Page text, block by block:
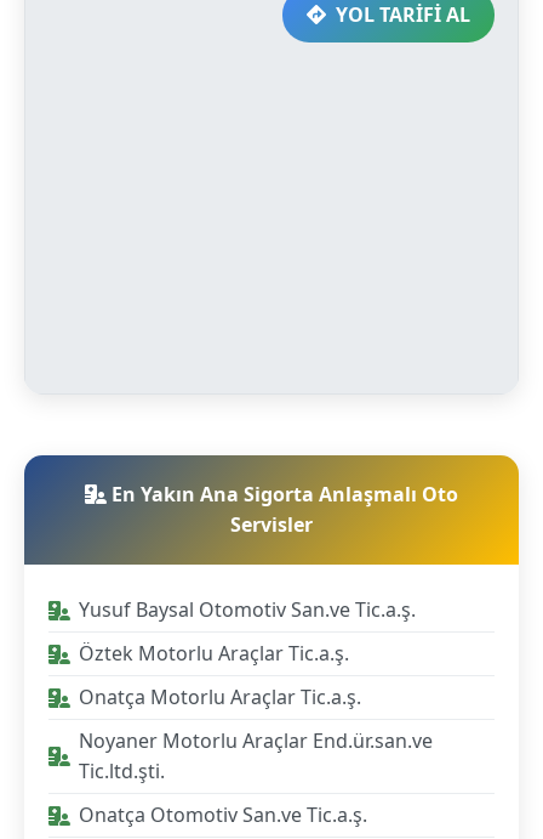
YOL TARİFİ AL
En Yakın Ana Sigorta Anlaşmalı Oto
Servisler
Yusuf Baysal Otomotiv San.ve Tic.a.ş.
Öztek Motorlu Araçlar Tic.a.ş.
Onatça Motorlu Araçlar Tic.a.ş.
Noyaner Motorlu Araçlar End.ür.san.ve
Tic.ltd.şti.
Onatça Otomotiv San.ve Tic.a.ş.